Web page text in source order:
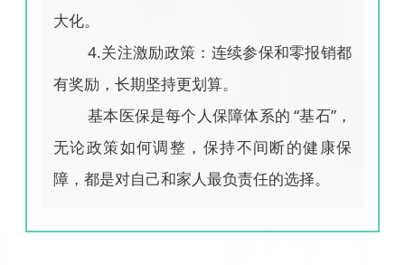
大化。
4.关注激励政策：连续参保和零报销都
有奖励，长期坚持更划算。
基本医保是每个人保障体系的 “基石”，
无论政策如何调整，保持不间断的健康保
障，都是对自己和家人最负责任的选择。